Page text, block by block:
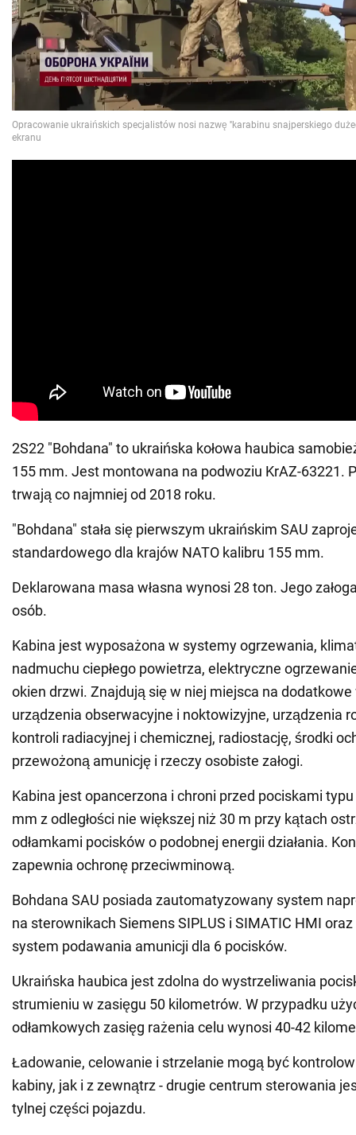
2S22 "Bohdana" to ukraińska kołowa haubica
155 mm. Jest montowana na podwoziu KrAZ-63221.
trwają co najmniej od 2018 roku.
"Bohdana" stała się pierwszym ukraińskim SAU
standardowego dla krajów NATO kalibru 155 mm.
Deklarowana masa własna wynosi 28 ton. Jego
osób.
Kabina jest wyposażona w systemy ogrzewania,
nadmuchu ciepłego powietrza, elektryczne
okien drzwi. Znajdują się w niej miejsca na
urządzenia obserwacyjne i noktowizyjne, urządzenia
kontroli radiacyjnej i chemicznej, radiostację, środki
przewożoną amunicję i rzeczy osobiste załogi.
Kabina jest opancerzona i chroni przed pociskami
mm z odległości nie większej niż 30 m przy kątach
odłamkami pocisków o podobnej energii działania.
zapewnia ochronę przeciwminową.
Bohdana SAU posiada zautomatyzowany system
na sterownikach Siemens SIPLUS i SIMATIC HMI
system podawania amunicji dla 6 pocisków.
Ukraińska haubica jest zdolna do wystrzeliwania
strumieniu w zasięgu 50 kilometrów. W przypadku
odłamkowych zasięg rażenia celu wynosi 40-42
Ładowanie, celowanie i strzelanie mogą być
kabiny, jak i z zewnątrz - drugie centrum sterowania
tylnej części pojazdu.